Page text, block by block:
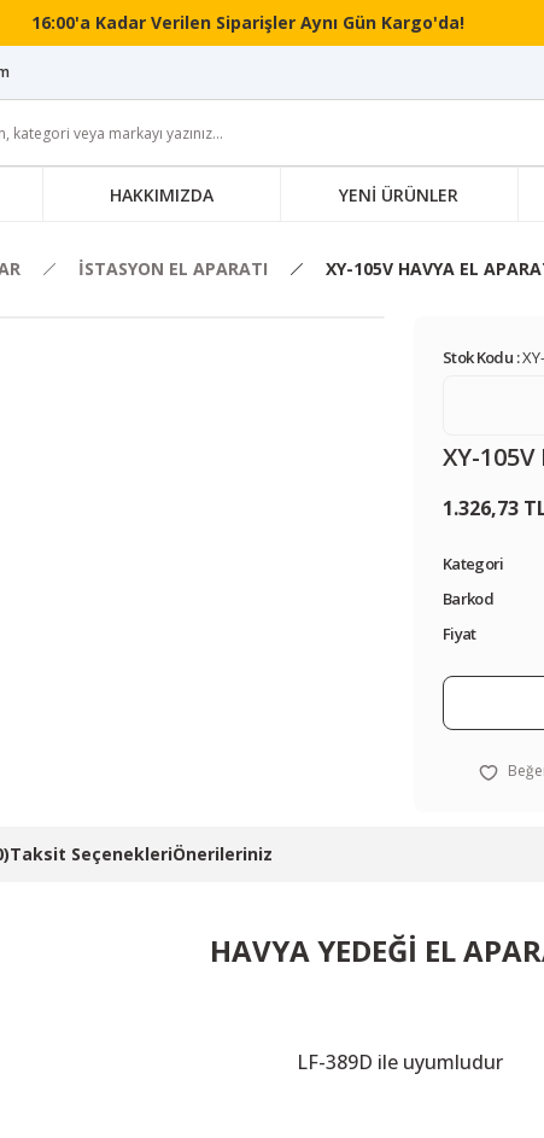
16:00'a Kadar Verilen Siparişler Aynı Gün Kargo'da!
HAKKIMIZDA YENİ ÜRÜNLER
İSTASYON EL APARATI XY-105V HAVYA EL
Stok Kodu :
XY-105V
1.326,73
Kategori
Barkod
Fiyat
Taksit SeçenekleriÖnerileriniz
HAVYA YEDEĞİ EL
LF-389D ile uyumludur